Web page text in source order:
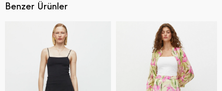
Benzer Ürünler